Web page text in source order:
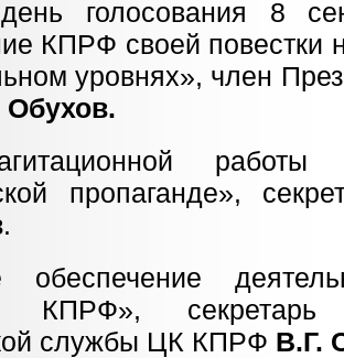
голосования 8
КПРФ своей повестки
уровнях», член
работы
пропаганде»,
.
обеспечение
КПРФ», секретарь
службы ЦК КПРФ В.Г.